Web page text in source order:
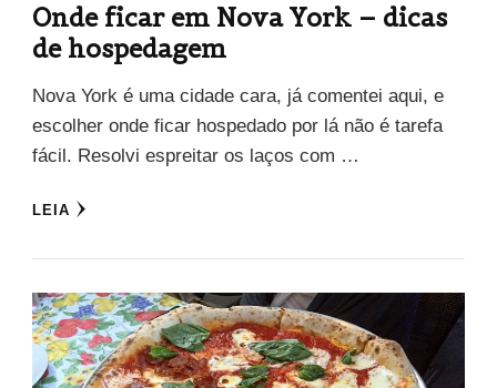
Onde ficar em Nova York – dicas
de hospedagem
Nova York é uma cidade cara, já comentei aqui, e
escolher onde ficar hospedado por lá não é tarefa
fácil. Resolvi espreitar os laços com …
LEIA